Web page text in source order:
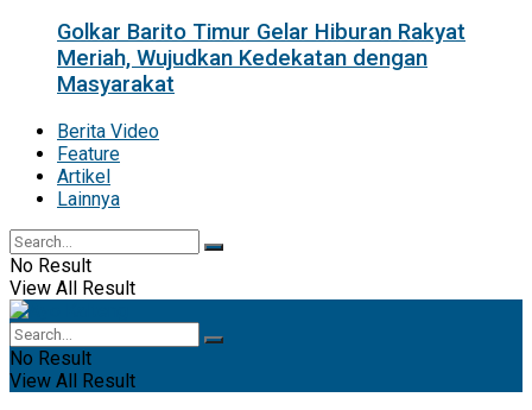
Golkar Barito Timur Gelar Hiburan Rakyat
Meriah, Wujudkan Kedekatan dengan
Masyarakat
Berita Video
Feature
Artikel
Lainnya
No Result
View All Result
No Result
View All Result